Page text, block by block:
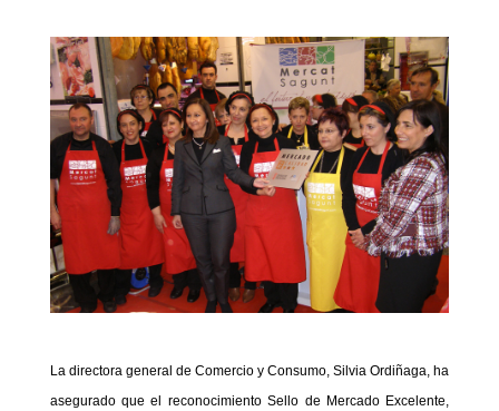
La directora general de Comercio y Consumo, Silvia Ordiñaga, ha
asegurado que el reconocimiento Sello de Mercado Excelente,